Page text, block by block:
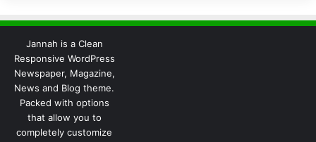
Jannah is a Clean
Responsive WordPress
Newspaper, Magazine,
News and Blog theme.
Packed with options
that allow you to
completely customize